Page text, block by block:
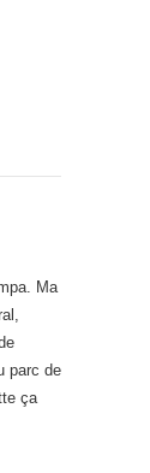
Ma
parc de
ça